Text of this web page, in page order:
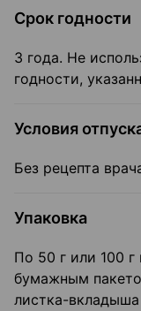
Срок годности
3 года. Не
годности,
Условия
Без рецепта
Упаковка
По 50 г или 100 г
бумажным
листка-вкладыша